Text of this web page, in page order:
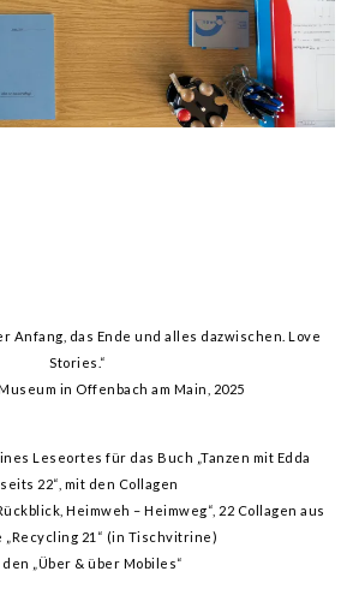
Anfang, das Ende und alles dazwischen. Love
Stories.“
in Offenbach am Main, 2025
Leseortes für das Buch „Tanzen mit Edda
22“, mit den Collagen
Heimweh – Heimweg“, 22 Collagen aus
„Recycling 21“ (in Tischvitrine)
„Über & über Mobiles“